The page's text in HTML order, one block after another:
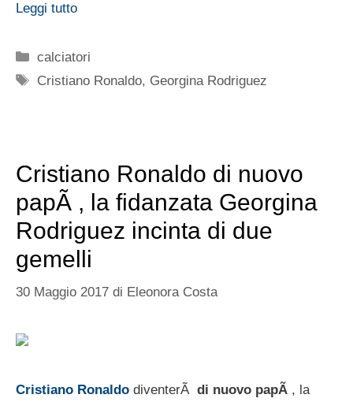
Leggi tutto
Categorie
calciatori
Tag
Cristiano Ronaldo, Georgina Rodriguez
Cristiano Ronaldo di nuovo
papÃ , la fidanzata Georgina
Rodriguez incinta di due
gemelli
30 Maggio 2017 di Eleonora Costa
Cristiano Ronaldo diventerÃ di nuovo papÃ , la